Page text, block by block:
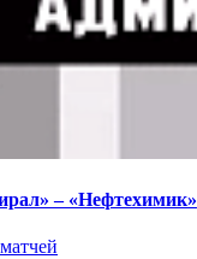
– «Нефтехимик»